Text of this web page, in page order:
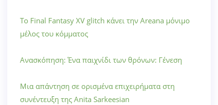
Το Final Fantasy XV glitch κάνει την Areana μόνιμο
μέλος του κόμματος
Ανασκόπηση: Ένα παιχνίδι των θρόνων: Γένεση
Μια απάντηση σε ορισμένα επιχειρήματα στη
συνέντευξη της Anita Sarkeesian